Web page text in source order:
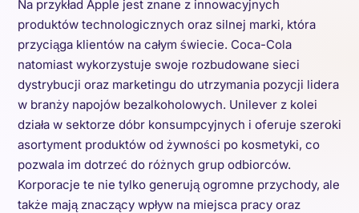
Na przykład Apple jest znane z innowacyjnych
produktów technologicznych oraz silnej marki, która
przyciąga klientów na całym świecie. Coca-Cola
natomiast wykorzystuje swoje rozbudowane sieci
dystrybucji oraz marketingu do utrzymania pozycji lidera
w branży napojów bezalkoholowych. Unilever z kolei
działa w sektorze dóbr konsumpcyjnych i oferuje szeroki
asortyment produktów od żywności po kosmetyki, co
pozwala im dotrzeć do różnych grup odbiorców.
Korporacje te nie tylko generują ogromne przychody, ale
także mają znaczący wpływ na miejsca pracy oraz